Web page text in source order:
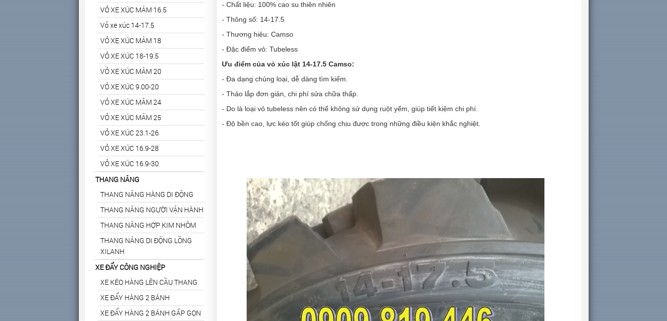
- Chất liệu: 100% cao su thiên nhiên
- Thông số: 14-17.5
- Thương hiệu: Camso
- Đặc điểm vỏ: Tubeless
Ưu điểm của vỏ xúc lật 14-17.5 Camso:
- Đa dạng chủng loại, dễ dàng tìm kiếm.
- Tháo lắp đơn giản, chi phí sửa chữa thấp.
- Do là loại vỏ tubeless nên có thể không sử dụng ruột yếm, giúp tiết kiệm chi phí.
- Độ bền cao, lực kéo tốt giúp chống chịu được trong những điều kiện khắc nghiệt.
VỎ XE XÚC MÂM 16.5
Vỏ xe xúc 14-17.5
VỎ XE XÚC MÂM 18
VỎ XE XÚC 18-19.5
VỎ XE XÚC MÂM 20
VỎ XE XÚC 9.00-20
VỎ XE XÚC MÂM 24
VỎ XE XÚC MÂM 25
VỎ XE XÚC 23.1-26
VỎ XE XÚC 16.9-28
VỎ XE XÚC 16.9-30
THANG NÂNG
THANG NÂNG HÀNG DI ĐỘNG
THANG NÂNG NGƯỜI VẬN HÀNH
THANG NÂNG HỢP KIM NHÔM
THANG NÂNG DI ĐỘNG LỒNG
XILANH
XE ĐẨY CÔNG NGHIỆP
XE KÉO HÀNG LÊN CẦU THANG
XE ĐẨY HÀNG 2 BÁNH
XE ĐẨY HÀNG 2 BÁNH GẤP GỌN